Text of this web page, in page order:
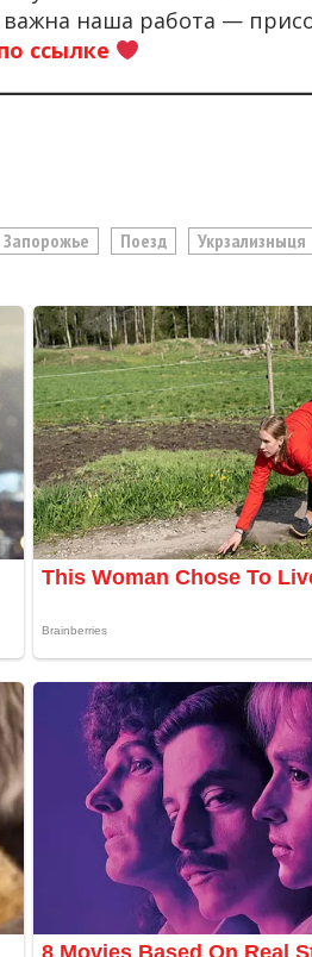
наша работа —
ссылке
Запорожье Поезд Укрзализныця